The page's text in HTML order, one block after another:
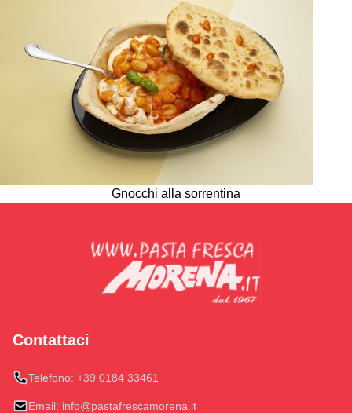
Gnocchi alla sorrentina
Contattaci
Telefono: +39 0184 33461
Email: info@pastafrescamorena.it